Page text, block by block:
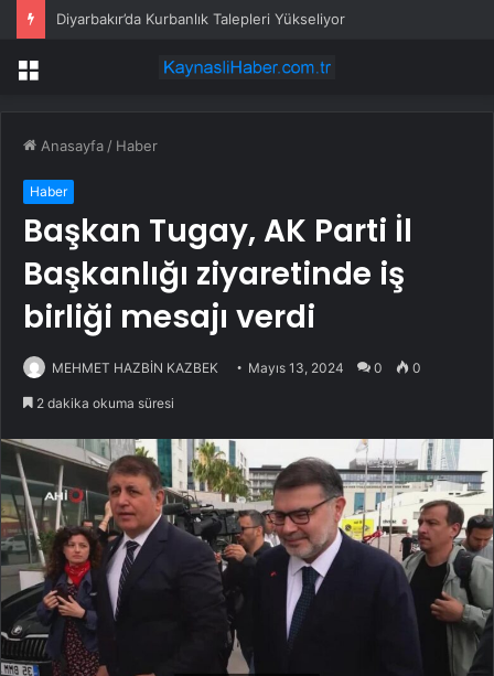
Diyarbakır’da Kurbanlık Talepleri Yükseliyor
Menü
Anasayfa / Haber
Haber
Başkan Tugay, AK Parti İl
Başkanlığı ziyaretinde iş
birliği mesajı verdi
MEHMET HAZBİN KAZBEK Mayıs 13, 2024 0 0
2 dakika okuma süresi